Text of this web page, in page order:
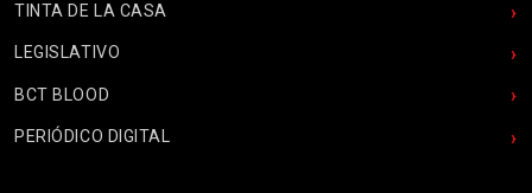
TINTA DE LA CASA
LEGISLATIVO
BCT BLOOD
PERIÓDICO DIGITAL